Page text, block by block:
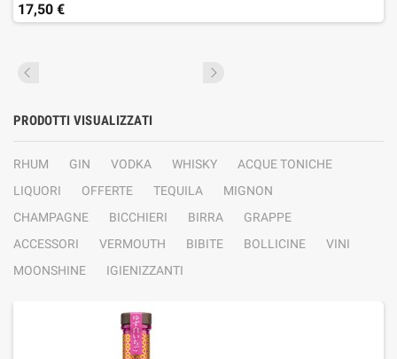
17,50 €
PRODOTTI VISUALIZZATI
RHUM GIN VODKA WHISKY
ACQUE TONICHE
LIQUORI
OFFERTE TEQUILA
MIGNON
CHAMPAGNE
BICCHIERI BIRRA
GRAPPE
ACCESSORI
VERMOUTH BIBITE BOLLICINE
VINI
MOONSHINE
IGIENIZZANTI